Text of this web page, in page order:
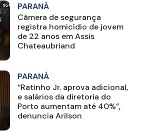
PARANÁ
Câmera de segurança
registra homicídio de jovem
de 22 anos em Assis
Chateaubriand
PARANÁ
“Ratinho Jr. aprova adicional,
e salários da diretoria do
Porto aumentam até 40%”,
denuncia Arilson